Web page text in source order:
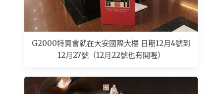
G2000特賣會就在大安國際大樓 日期12月4號到
12月27號（12月22號也有開喔）